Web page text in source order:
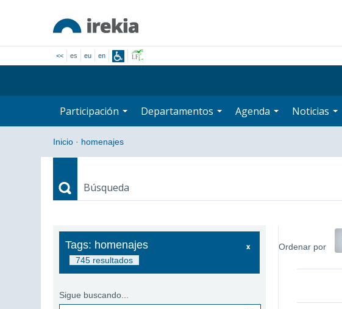
<< es eu en
Participación Departamentos Agenda Noticias
Inicio · homenajes
Búsqueda
Búsqueda
Tags: homenajes
745 resultados
Sigue buscando...
Ordenar por